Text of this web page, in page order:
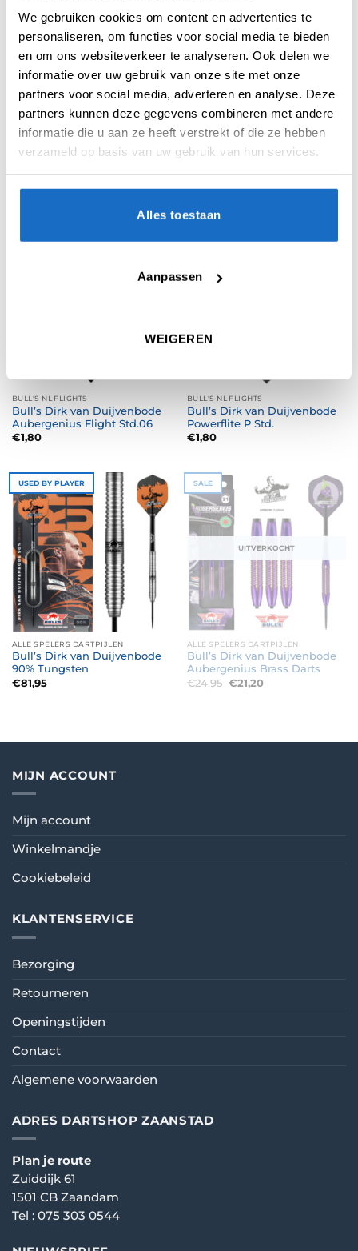
We gebruiken cookies om content en advertenties te
personaliseren, om functies voor social media te bieden
en om ons websiteverkeer te analyseren. Ook delen we
informatie over uw gebruik van onze site met onze
partners voor social media, adverteren en analyse. Deze
partners kunnen deze gegevens combineren met andere
informatie die u aan ze heeft verstrekt of die ze hebben
verzameld op basis van uw gebruik van hun services.
Alles toestaan
Aanpassen
WEIGEREN
ACCESSOIRES
Poster A2
€4,95
KLEDING
Match Shirt Black
€54,95 Oorspronkelijke
€39,95Huidige
BULL'S NL FLIGHTS
Bull’s Dirk van Duijvenbode
Aubergenius Flight Std.06
€1,80
BULL'S NL FLIGHTS
Bull’s Dirk van Duijvenbode
Powerflite P Std.
€1,80
USED BY PLAYER
ALLE SPELERS DARTPIJLEN
Bull’s Dirk van Duijvenbode
90% Tungsten
€81,95
SALE
UITVERKOCHT
ALLE SPELERS DARTPIJLEN
Bull’s Dirk van Duijvenbode
Aubergenius Brass Darts
€24,95 Oorspronkelijke
prijs
€21,20Huidige
MIJN ACCOUNT
Mijn account
Winkelmandje
Cookiebeleid
KLANTENSERVICE
Bezorging
Retourneren
Openingstijden
Contact
Algemene voorwaarden
ADRES DARTSHOP ZAANSTAD
Plan je route
Zuiddijk 61
1501 CB Zaandam
Tel : 075 303 0544